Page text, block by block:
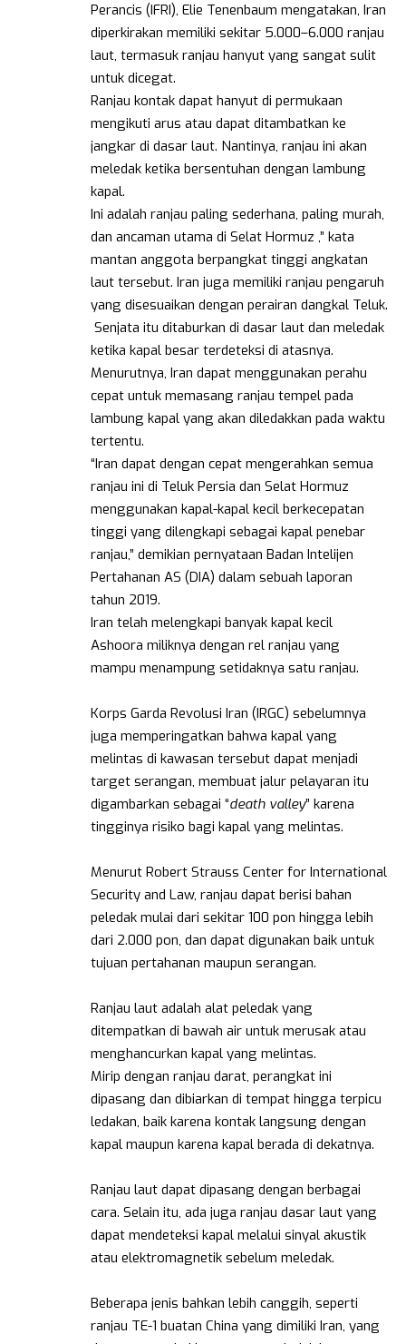
Perancis (IFRI), Elie Tenenbaum mengatakan, Iran
diperkirakan memiliki sekitar 5.000–6.000 ranjau
laut, termasuk ranjau hanyut yang sangat sulit
untuk dicegat.
Ranjau kontak dapat hanyut di permukaan
mengikuti arus atau dapat ditambatkan ke
jangkar di dasar laut. Nantinya, ranjau ini akan
meledak ketika bersentuhan dengan lambung
kapal.
Ini adalah ranjau paling sederhana, paling murah,
dan ancaman utama di Selat Hormuz ,” kata
mantan anggota berpangkat tinggi angkatan
laut tersebut. Iran juga memiliki ranjau pengaruh
yang disesuaikan dengan perairan dangkal Teluk.
Senjata itu ditaburkan di dasar laut dan meledak
ketika kapal besar terdeteksi di atasnya.
Menurutnya, Iran dapat menggunakan perahu
cepat untuk memasang ranjau tempel pada
lambung kapal yang akan diledakkan pada waktu
tertentu.
“Iran dapat dengan cepat mengerahkan semua
ranjau ini di Teluk Persia dan Selat Hormuz
menggunakan kapal-kapal kecil berkecepatan
tinggi yang dilengkapi sebagai kapal penebar
ranjau,” demikian pernyataan Badan Intelijen
Pertahanan AS (DIA) dalam sebuah laporan
tahun 2019.
Iran telah melengkapi banyak kapal kecil
Ashoora miliknya dengan rel ranjau yang
mampu menampung setidaknya satu ranjau.
Korps Garda Revolusi Iran (IRGC) sebelumnya
juga memperingatkan bahwa kapal yang
melintas di kawasan tersebut dapat menjadi
target serangan, membuat jalur pelayaran itu
digambarkan sebagai “death valley” karena
tingginya risiko bagi kapal yang melintas.
Menurut Robert Strauss Center for International
Security and Law, ranjau dapat berisi bahan
peledak mulai dari sekitar 100 pon hingga lebih
dari 2.000 pon, dan dapat digunakan baik untuk
tujuan pertahanan maupun serangan.
Ranjau laut adalah alat peledak yang
ditempatkan di bawah air untuk merusak atau
menghancurkan kapal yang melintas.
Mirip dengan ranjau darat, perangkat ini
dipasang dan dibiarkan di tempat hingga terpicu
ledakan, baik karena kontak langsung dengan
kapal maupun karena kapal berada di dekatnya.
Ranjau laut dapat dipasang dengan berbagai
cara. Selain itu, ada juga ranjau dasar laut yang
dapat mendeteksi kapal melalui sinyal akustik
atau elektromagnetik sebelum meledak.
Beberapa jenis bahkan lebih canggih, seperti
ranjau TE-1 buatan China yang dimiliki Iran, yang